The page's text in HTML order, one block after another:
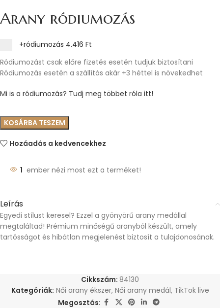
Arany ródiumozás
+ródiumozás 4.416 Ft
Ródiumozást csak előre fizetés esetén tudjuk biztosítani
Ródiumozás esetén a szállítás akár +3 héttel is növekedhet
Mi is a ródiumozás? Tudj meg többet róla itt!
KOSÁRBA TESZEM
Hozáadás a kedvencekhez
1 ember nézi most ezt a terméket!
Leírás
Egyedi stílust keresel? Ezzel a gyönyörű arany medállal
megtaláltad! Prémium minőségű aranyból készült, amely
tartósságot és hibátlan megjelenést biztosít a tulajdonosának.
Cikkszám: 84130
Kategóriák: Női arany ékszer, Női arany medál, TikTok live
Megosztás: